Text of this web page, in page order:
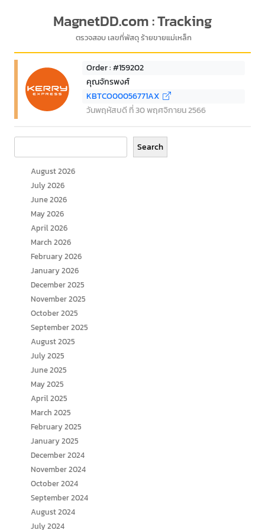
MagnetDD.com : Tracking
ตรวจสอบ เลขที่พัสดุ ร้ายขายแม่เหล็ก
Order : #159202
คุณจักรพงศ์
KBTCO00056771AX
วันพฤหัสบดี ที่ 30 พฤศจิกายน 2566
Search
August 2026
July 2026
June 2026
May 2026
April 2026
March 2026
February 2026
January 2026
December 2025
November 2025
October 2025
September 2025
August 2025
July 2025
June 2025
May 2025
April 2025
March 2025
February 2025
January 2025
December 2024
November 2024
October 2024
September 2024
August 2024
July 2024